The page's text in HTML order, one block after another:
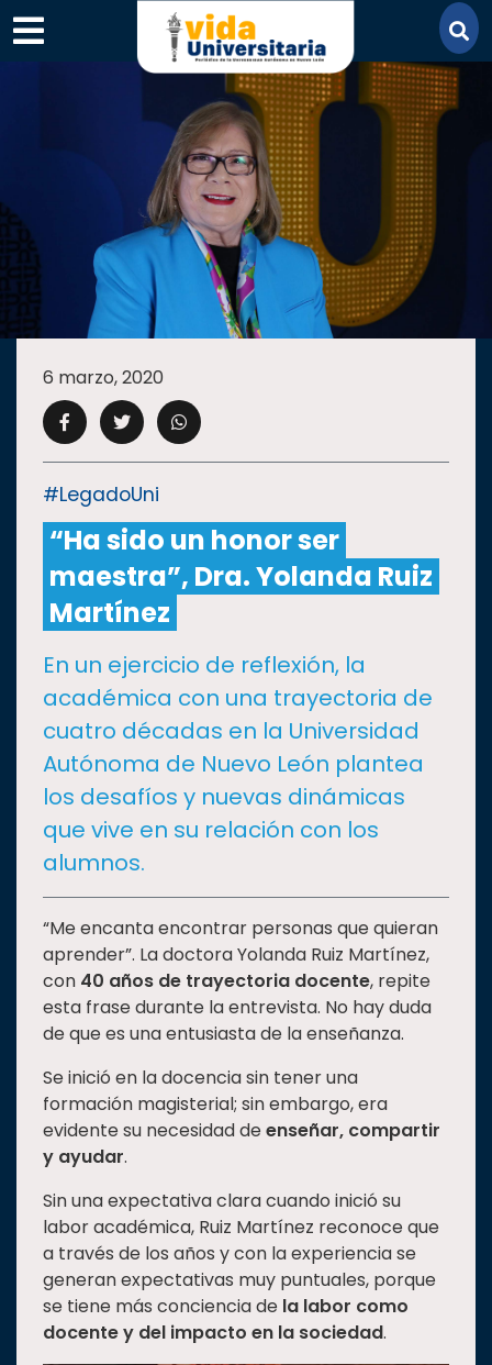
×
SECCIONES
ACADEMIA
CAMPUS UANL
CULTURA
DEPORTES
I+D+IEXPERTOS
SALUD
SUSTENTABILIDAD
Oferta
educativa
Estudiantes
Rectoría
Investigación
Internacionalización
Responsabilidad
Vinculación
Historia
Universiada
Nacional
6 marzo, 2020
#LegadoUni
“Ha sido un honor ser
maestra”, Dra. Yolanda Ruiz
Martínez
En un ejercicio de reflexión, la
académica con una trayectoria de
cuatro décadas en la Universidad
Autónoma de Nuevo León plantea
los desafíos y nuevas dinámicas
que vive en su relación con los
alumnos.
“Me encanta encontrar personas que quieran
aprender”. La doctora Yolanda Ruiz Martínez,
con 40 años de trayectoria docente, repite
esta frase durante la entrevista. No hay duda
de que es una entusiasta de la enseñanza.
Se inició en la docencia sin tener una
formación magisterial; sin embargo, era
evidente su necesidad deenseñar, compartir
y ayudar.
Sin una expectativa clara cuando inició su
labor académica, Ruiz Martínez reconoce que
a través de los años y con la experiencia se
generan expectativas muy puntuales, porque
se tiene más conciencia de la labor como
docente y del impacto en la sociedad.